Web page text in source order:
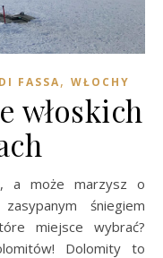
FASSA, WŁOCHY
włoskich
śniegiem
miejsce wybrać?
Dolomity to